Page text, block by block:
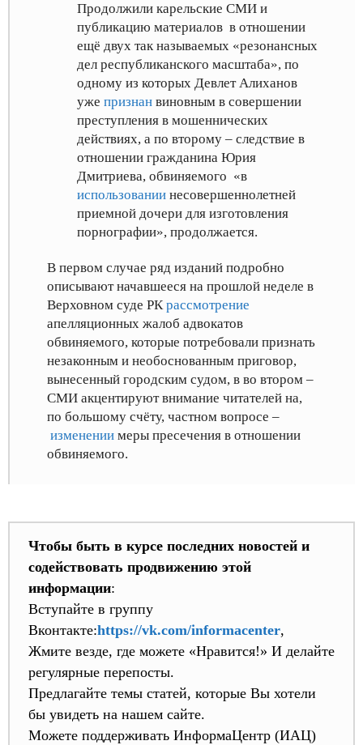
Продолжили карельские СМИ и
публикацию материалов в отношении
ещё двух так называемых «резонансных
дел республиканского масштаба», по
одному из которых Девлет Алиханов
уже признан виновным в совершении
преступления в мошеннических
действиях, а по второму – следствие в
отношении гражданина Юрия
Дмитриева, обвиняемого «в
использовании несовершеннолетней
приемной дочери для изготовления
порнографии», продолжается.
В первом случае ряд изданий подробно
описывают начавшееся на прошлой неделе в
Верховном суде РКрассмотрение
апелляционных жалоб адвокатов
обвиняемого, которые потребовали признать
незаконным и необоснованным приговор,
вынесенный городским судом, в во втором –
СМИ акцентируют внимание читателей на,
по большому счёту, частном вопросе –
изменении меры пресечения в отношении
обвиняемого.
Чтобы быть в курсе последних новостей и
содействовать продвижению этой
информации:
Вступайте в группу
Вконтакте:https://vk.com/informacenter,
Жмите везде, где можете «Нравится!» И делайте
регулярные перепосты.
Предлагайте темы статей, которые Вы хотели
бы увидеть на нашем сайте.
Можете поддерживать ИнформаЦентр (ИАЦ)